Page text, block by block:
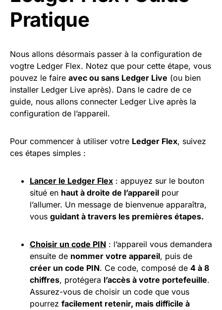
Pratique
Nous allons désormais passer à la configuration de
vogtre Ledger Flex. Notez que pour cette étape, vous
pouvez le faire avec ou sans Ledger Live (ou bien
installer Ledger Live après). Dans le cadre de ce
guide, nous allons connecter Ledger Live après la
configuration de l’appareil.
Pour commencer à utiliser votre Ledger Flex, suivez
ces étapes simples :
Lancer le Ledger Flex : appuyez sur le bouton
situé en haut à droite de l’appareil pour
l’allumer. Un message de bienvenue apparaîtra,
vous guidant à travers les premières étapes.
Choisir un code PIN : l’appareil vous demandera
ensuite de nommer votre appareil, puis de
créer un code PIN. Ce code, composé de 4 à 8
chiffres, protégera l’accès à votre portefeuille.
Assurez-vous de choisir un code que vous
pourrez facilement retenir, mais difficile à